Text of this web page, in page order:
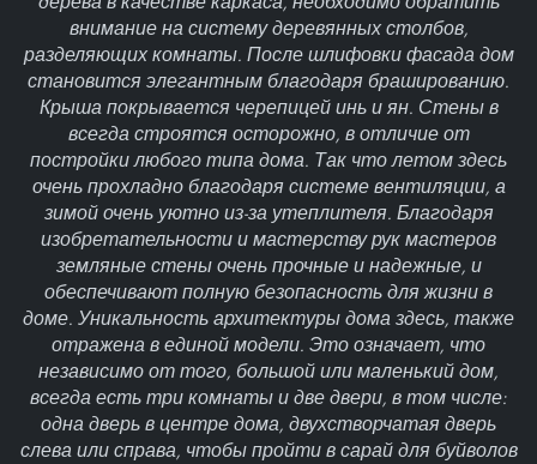
внимание на систему деревянных столбов,
разделяющих комнаты. После шлифовки фасада дом
становится элегантным благодаря брашированию.
Крыша покрывается черепицей инь и ян. Стены в
всегда строятся осторожно, в отличие от
постройки любого типа дома. Так что летом здесь
очень прохладно благодаря системе вентиляции, а
зимой очень уютно из-за утеплителя. Благодаря
изобретательности и мастерству рук мастеров
земляные стены очень прочные и надежные, и
обеспечивают полную безопасность для жизни в
доме. Уникальность архитектуры дома здесь, также
отражена в единой модели. Это означает, что
независимо от того, большой или маленький дом,
всегда есть три комнаты и две двери, в том числе:
одна дверь в центре дома, двухстворчатая дверь
слева или справа, чтобы пройти в сарай для буйволов